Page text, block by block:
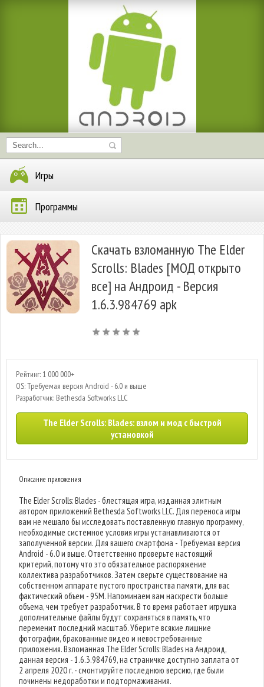
Игры
Программы
Скачать взломанную The Elder
Scrolls: Blades [МОД открыто
все] на Андроид - Версия
1.6.3.984769 apk
Рейтинг: 1 000 000+
OS: Требуемая версия Android - 6.0 и выше
Разработчик: Bethesda Softworks LLC
The Elder Scrolls: Blades: взлом и мод с быстрой
установкой
Описание приложения
The Elder Scrolls: Blades - блестящая игра, изданная элитным
автором приложений Bethesda Softworks LLC. Для переноса игры
вам не мешало бы исследовать поставленную главную программу,
необходимые системное условия игры устанавливаются от
заполученной версии. Для вашего смартфона - Требуемая версия
Android - 6.0 и выше. Ответственно проверьте настоящий
критерий, потому что это обязательное распоряжение
коллектива разработчиков. Затем сверьте существование на
собственном аппарате пустого пространства памяти, для вас
фактический объем - 95M. Напоминаем вам наскрести больше
объема, чем требует разработчик. В то время работает игрушка
дополнительные файлы будут сохраняться в память, что
переменит последний масштаб. Уберите всякие лишние
фотографии, бракованные видео и невостребованные
приложения. Взломанная The Elder Scrolls: Blades на Андроид,
данная версия - 1.6.3.984769, на страничке доступно заплата от
2 апреля 2020 г. - смонтируйте последнюю версию, где были
починены недоработки и подтормаживания.